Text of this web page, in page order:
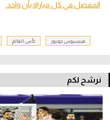
المفضل في كل مباراة بآن واحد.
فينيسيوس جونيور كأس العالم
نرشح لكم